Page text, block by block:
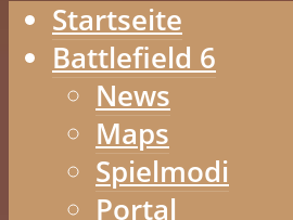
Startseite
Battlefield 6
News
Maps
Spielmodi
Portal